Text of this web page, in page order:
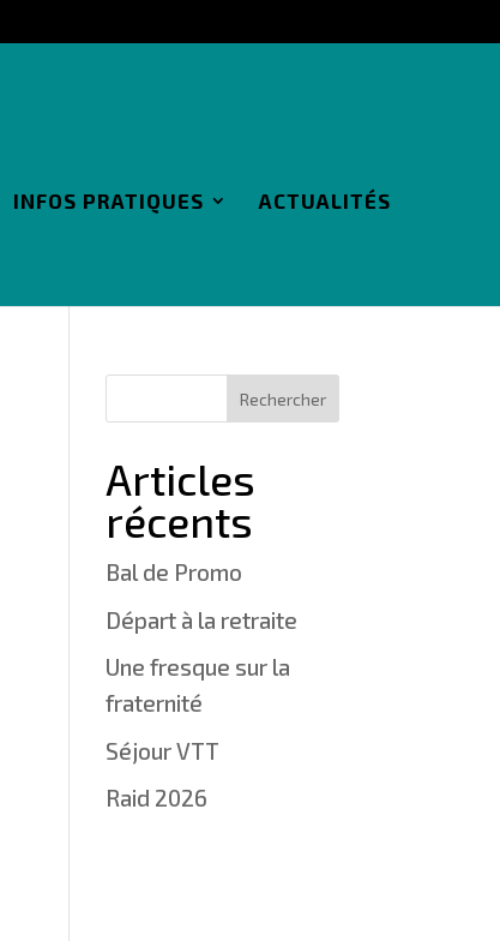
INFOS PRATIQUES
ACTUALITÉS
Articles
récents
Bal de Promo
Départ à la retraite
Une fresque sur la
fraternité
Séjour VTT
Raid 2026